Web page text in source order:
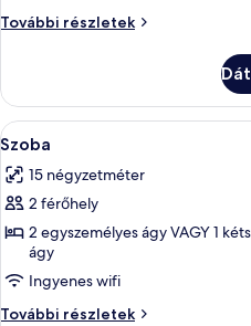
További részletek
Szoba
A
következő
szoba
összes
képének
megtekintése:
Szoba
7
Szoba
15 négyzetméter
2 férőhely
2 egyszemélyes ágy VAGY 1
ágy
Ingyenes wifi
További részletek
Szoba